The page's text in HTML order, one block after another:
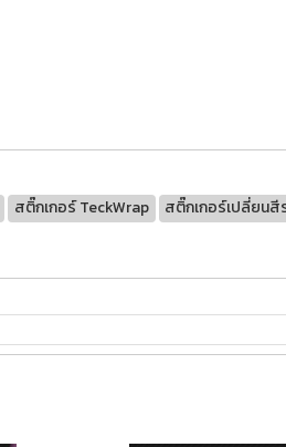
สติ๊กเกอร์ TeckWrap สติ๊กเกอร์เปลี่ยนสี